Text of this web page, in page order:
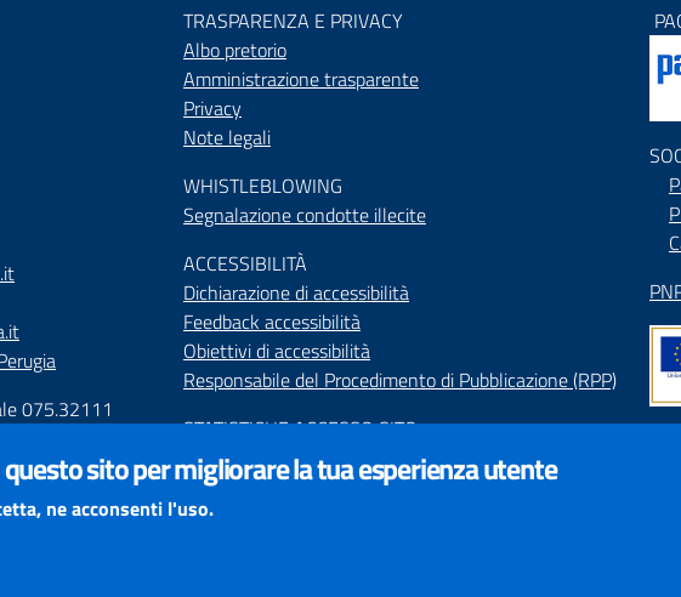
075.32111
TRASPARENZA E PRIVACY
Albo pretorio
Amministrazione trasparente
Privacy
Note legali
WHISTLEBLOWING
Segnalazione condotte illecite
ACCESSIBILITÀ
Dichiarazione di accessibilità
Feedback accessibilità
Obiettivi di accessibilità
Responsabile del Procedimento di Pubblicazione (RPP)
STATISTICHE ACCESSO SITO
SEGNALAZIONI relative ai CONTENUTI DEL SITO
redazione@provincia.perugia.it
sito per migliorare la tua esperienza utente
ne acconsenti l'uso.